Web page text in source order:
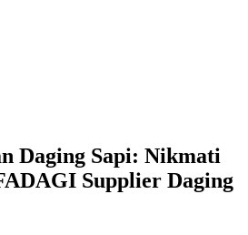
Daging Sapi: Nikmati
Supplier Daging